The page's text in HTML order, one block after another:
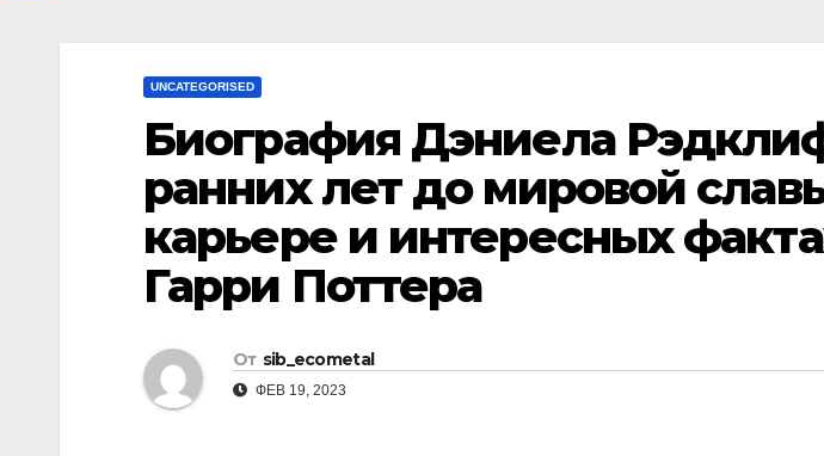
UNCATEGORISED
Биография Дэниела
ранних лет до мировой
карьере и интересных
Гарри Поттера
От sib_ecometal
ФЕВ 19, 2023